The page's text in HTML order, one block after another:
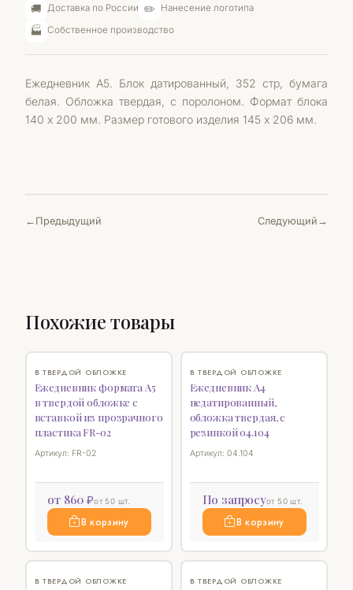
🚚 Доставка по России ✏️ Нанесение логотипа
🏭 Собственное производство
Ежедневник А5. Блок датированный, 352 стр, бумага
белая. Обложка твердая, с поролоном. Формат блока
140 х 200 мм. Размер готового изделия 145 х 206 мм.
Предыдущий Следующий
Похожие товары
В ТВЕРДОЙ ОБЛОЖКЕ
Ежедневник формата А5
в твердой обложке с
вставкой из прозрачного
пластика FR-02
Артикул: FR-02
от 860 ₽от 50 шт.
В корзину
В ТВЕРДОЙ ОБЛОЖКЕ
Ежедневник А4
недатированный,
обложка твердая, с
резинкой 04.104
Артикул: 04.104
По запросуот 50 шт.
В корзину
В ТВЕРДОЙ ОБЛОЖКЕ В ТВЕРДОЙ ОБЛОЖКЕ